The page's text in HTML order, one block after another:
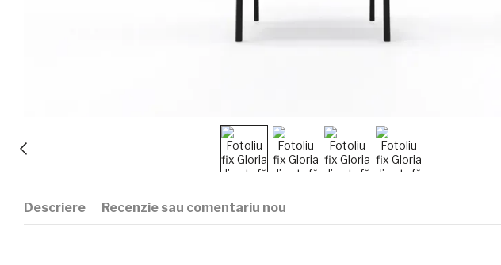
Descriere Recenzie sau comentariu nou